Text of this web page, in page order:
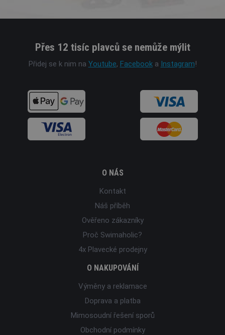
Přes 12 tisíc plavců se nemůže mýlit
Přidej se k nim na Youtube, Facebooka Instagram!
O NÁS
Kontakt
Náš příběh
Ověřeno zákazníky
Proč Swimaholic?
4x Plavecké prodejny
O NAKUPOVÁNÍ
Výměny a reklamace
Doprava a platba
Mimosoudní řešení sporů
Obchodní podmínky